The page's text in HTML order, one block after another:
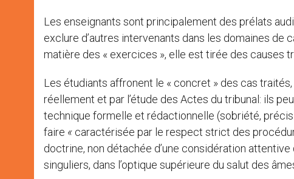
Les enseignants sont principalement des prélats
exclure d’autres intervenants dans les domaines
matière des « exercices », elle est tirée des causes
Les étudiants affronent le « concret » des cas
réellement et par l’étude des Actes du tribunal: ils
technique formelle et rédactionnelle (sobriété,
faire « caractérisée par le respect strict des
doctrine, non détachée d’une considération
singuliers, dans l’optique supérieure du salut des